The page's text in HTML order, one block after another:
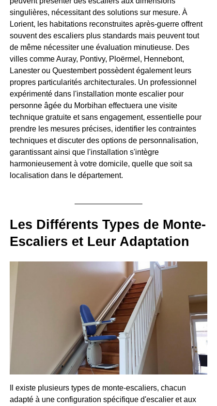
singulières, nécessitant des solutions sur mesure. À
Lorient, les habitations reconstruites après-guerre offrent
souvent des escaliers plus standards mais peuvent tout
de même nécessiter une évaluation minutieuse. Des
villes comme Auray, Pontivy, Ploërmel, Hennebont,
Lanester ou Questembert possèdent également leurs
propres particularités architecturales. Un professionnel
expérimenté dans l'installation monte escalier pour
personne âgée du Morbihan effectuera une visite
technique gratuite et sans engagement, essentielle pour
prendre les mesures précises, identifier les contraintes
techniques et discuter des options de personnalisation,
garantissant ainsi que l'installation s'intègre
harmonieusement à votre domicile, quelle que soit sa
localisation dans le département.
Les Différents Types de Monte-
Escaliers et Leur Adaptation
Il existe plusieurs types de monte-escaliers, chacun
adapté à une configuration spécifique d'escalier et aux